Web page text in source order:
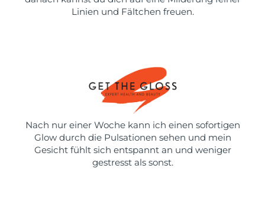
Linien und Fältchen freuen.
Nach nur einer Woche kann ich einen sofortigen
Glow durch die Pulsationen sehen und mein
Gesicht fühlt sich entspannt an und weniger
gestresst als sonst.